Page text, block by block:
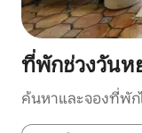
ที่พักช่วงวันห
ค้นหาและจองที่พัก